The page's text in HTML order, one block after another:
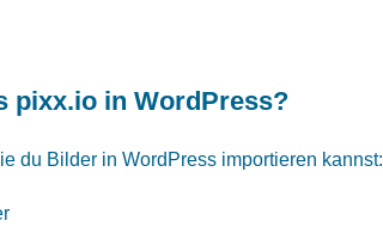
pixx.io in WordPress?
du Bilder in WordPress importieren kannst: